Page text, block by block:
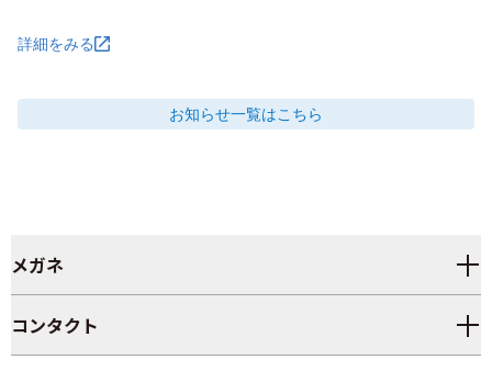
詳細をみる
お知らせ一覧はこちら
メガネ
コンタクト